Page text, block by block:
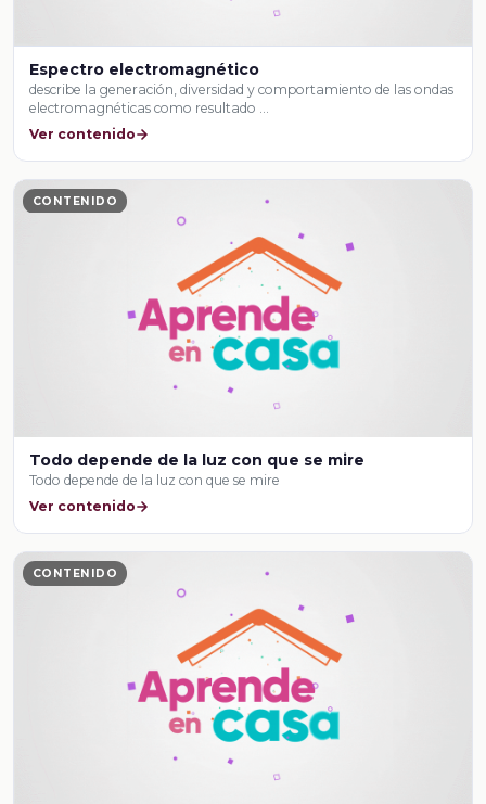
Espectro electromagnético
describe la generación, diversidad y comportamiento de las ondas
electromagnéticas como resultado …
Ver contenido
CONTENIDO
Todo depende de la luz con que se mire
Todo depende de la luz con que se mire
Ver contenido
CONTENIDO